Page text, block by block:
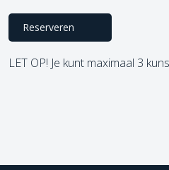
Reserveren
LET OP! Je kunt maximaal 3